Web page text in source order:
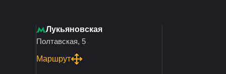
Лукьяновская
Полтавская, 5
Маршрут